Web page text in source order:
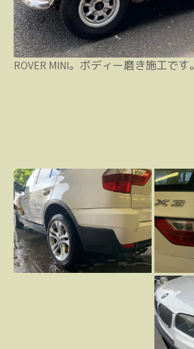
ROVER MINI。ボディー磨き施工です。